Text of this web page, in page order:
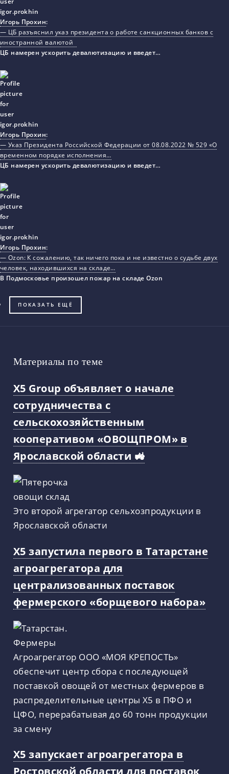
Игорь Прохин:
— ЦБ разъяснил указ президента о работе санкционных банков с
иностранной валютой
ЦБ намерен ускорить девалютизацию и введет…
Игорь Прохин:
— Указ Президента Российской Федерации от 08.08.2022 № 529 «О
временном порядке исполнения…
ЦБ намерен ускорить девалютизацию и введет…
Игорь Прохин:
— Ozon: К сожалению, так ничего пока и не известно о судьбе двух
человек, находившихся на складе…
В Подмосковье произошел пожар на складе Ozon
ПОКАЗАТЬ ЕЩЁ
Материалы по теме
X5 Group объявляет о начале
сотрудничества с
сельскохозяйственным
кооперативом «ОВОЩПРОМ» в
Ярославской области 🚜
Это второй агрегатор сельхозпродукции в
Ярославской области
X5 запустила первого в Татарстане
агроагрегатора для
централизованных поставок
фермерского «борщевого набора»
Агроагрегатор ООО «МОЯ КРЕПОСТЬ»
обеспечит центр сбора с последующей
поставкой овощей от местных фермеров в
распределительные центры X5 в ПФО и
ЦФО, перерабатывая до 60 тонн продукции
за смену
X5 запускает агроагрегатора в
Ростовской области для поставок